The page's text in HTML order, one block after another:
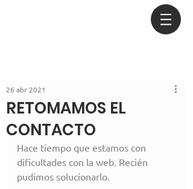
RETOMAMOS EL
CONTACTO
26 abr 2021
Hace tiempo que estamos con
dificultades con la web. Recién
pudimos solucionarlo.